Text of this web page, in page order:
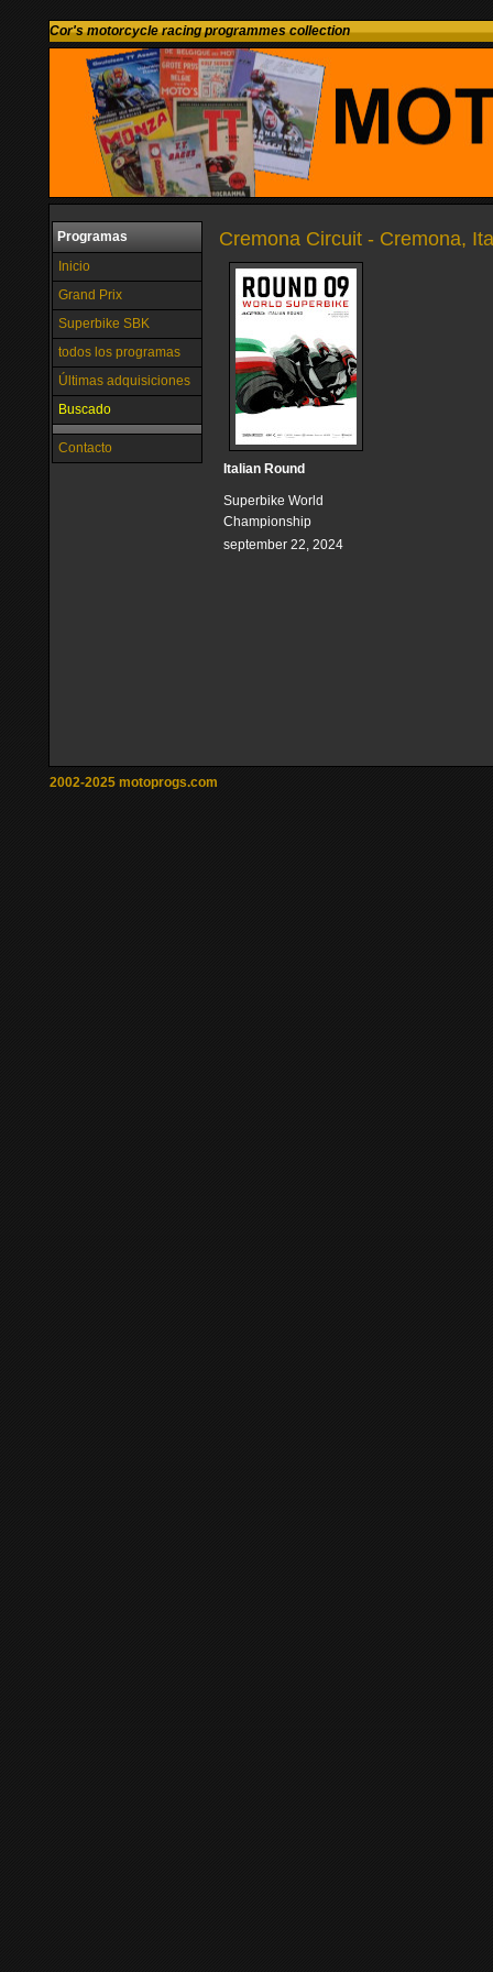
Cor's motorcycle racing programmes collection
Programas
Inicio
Grand Prix
Superbike SBK
todos los programas
Últimas adquisiciones
Buscado
Contacto
Cremona Circuit - Cremona,
Italian Round
Superbike World
Championship
september 22, 2024
2002-2025 motoprogs.com